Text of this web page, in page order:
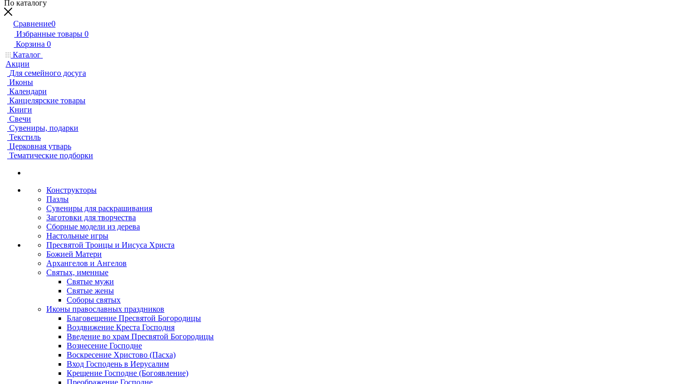
По каталогу
Сравнение0
Избранные товары 0
Корзина 0
Каталог
Акции
Для семейного досуга
Иконы
Календари
Канцелярские товары
Книги
Свечи
Сувениры, подарки
Текстиль
Церковная утварь
Тематические подборки
Конструкторы
Пазлы
Сувениры для раскрашивания
Заготовки для творчества
Сборные модели из дерева
Настольные игры
Пресвятой Троицы и Иисуса Христа
Божией Матери
Архангелов и Ангелов
Святых, именные
Святые мужи
Святые жены
Соборы святых
Иконы православных праздников
Благовещение Пресвятой Богородицы
Воздвижение Креста Господня
Введение во храм Пресвятой Богородицы
Вознесение Господне
Воскресение Христово (Пасха)
Вход Господень в Иерусалим
Крещение Господне (Богоявление)
Преображение Господне